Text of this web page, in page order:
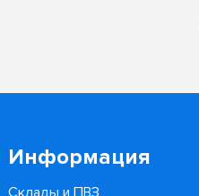
Информация